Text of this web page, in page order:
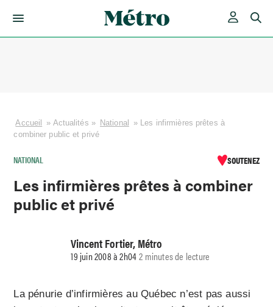
Accueil » Actualités » National » Les infirmières prêtes à
combiner public et privé
NATIONAL SOUTENEZ
Les infirmières prêtes à combiner
public et privé
Vincent Fortier, Métro
19 juin 2008 à 2h042 minutes de lecture
La pénurie d’infirmières au Québec n’est pas aussi